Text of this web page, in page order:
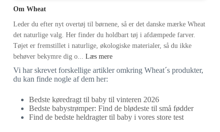
Om Wheat
Leder du efter nyt overtøj til børnene, så er det danske mærke Wheat
det naturlige valg. Her finder du holdbart tøj i afdæmpede farver.
Tøjet er fremstillet i naturlige, økologiske materialer, så du ikke
behøver bekymre dig o... Læs mere
Vi har skrevet forskellige artikler omkring Wheat´s produkter,
du kan finde nogle af dem her:
Bedste køredragt til baby til vinteren 2026
Bedste babystrømper: Find de blødeste til små fødder
Find de bedste heldragter til baby i vores store test